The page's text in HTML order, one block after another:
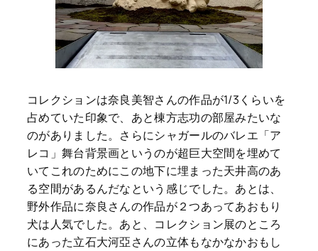
コレクションは奈良美智さんの作品が1/3くらいを
占めていた印象で、あと棟方志功の部屋みたいな
のがありました。さらにシャガールのバレエ「ア
レコ」舞台背景画というのが超巨大空間を埋めて
いてこれのためにこの地下に埋まった天井高のあ
る空間があるんだなという感じでした。あとは、
野外作品に奈良さんの作品が２つあってあおもり
犬は人気でした。あと、コレクション展のところ
にあった立石大河亞さんの立体もなかなかおもし